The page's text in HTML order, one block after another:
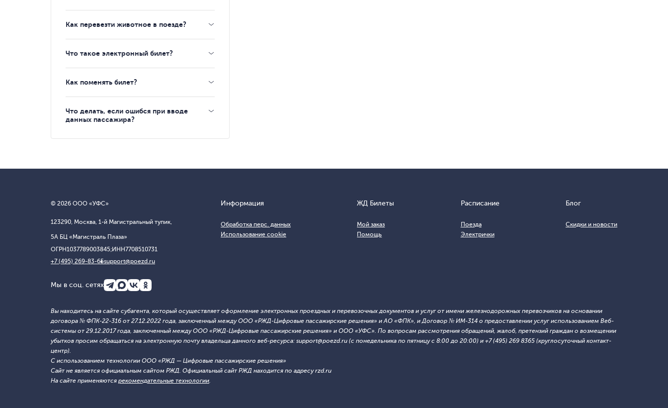
Как перевезти животное в поезде?
Что такое электронный билет?
Как поменять билет?
Что делать, если ошибся при вводе
данных пассажира?
© 2026 ООО «УФС»
123290, Москва, 1-й Магистральный тупик,
5А БЦ «Магистраль Плаза»
ОГРН1037789003845;ИНН7708510731
+7 (495) 269-83-65support@poezd.ru
Информация
Обработка перс. данных
Использование cookie
ЖД Билеты
Мой заказ
Помощь
Расписание
Поезда
Электрички
Блог
Скидки и новости
Мы в соц. сетях
Вы находитесь на сайте субагента, который осуществляет оформление электронных проездных и перевозочных документов и услуг от имени железнодорожных перевозчиков на основании
договора № ФПК-22-316 от 27.12.2022 года, заключенный между ООО «РЖД-Цифровые пассажирские решения» и АО «ФПК», и Договор № ИМ-314 о предоставлении услуг использованием Веб-
системы от 29.12.2017 года, заключенный между ООО «РЖД-Цифровые пассажирские решения» и ООО «УФС». По вопросам рассмотрения обращений, жалоб, претензий граждан о возмещении
убытков просим обращаться на электронную почту владельца данного веб-ресурса: support@poezd.ru (с понедельника по пятницу с 8:00 до 20:00) и +7 (495) 269 8365 (круглосуточный контакт-
центр).
С использованием технологии ООО «РЖД — Цифровые пассажирские решения»
Сайт не является официальным сайтом РЖД. Официальный сайт РЖД находится по адресу rzd.ru
На сайте применяются рекомендательные технологии.